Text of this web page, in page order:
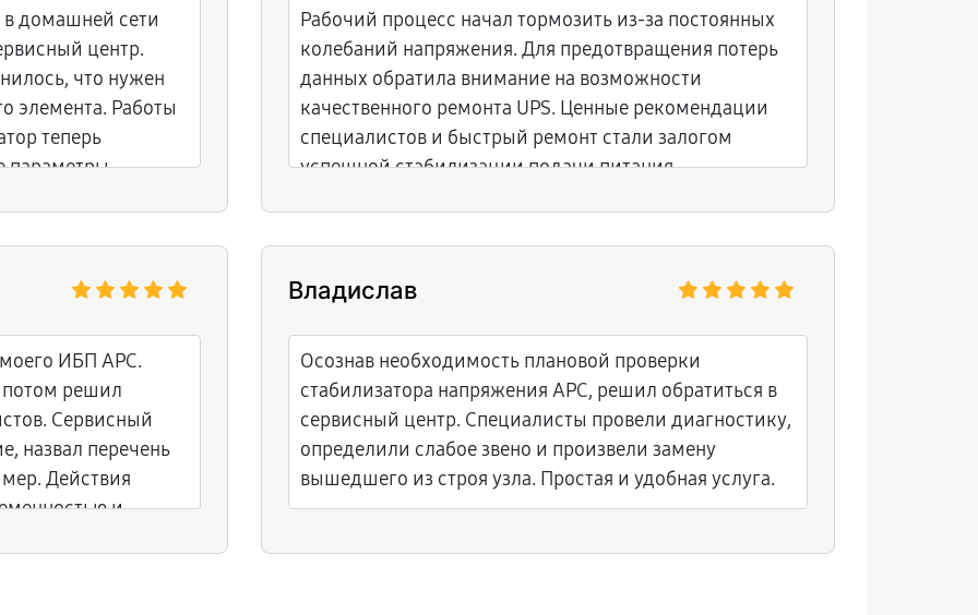
в домашней сети
центр.
что нужен
элемента. Работы
теперь
параметры.
Рабочий процесс начал тормозить из-за постоянных
колебаний напряжения. Для предотвращения потерь
данных обратила внимание на возможности
качественного ремонта UPS. Ценные рекомендации
специалистов и быстрый ремонт стали залогом
успешной стабилизации подачи питания.
ИБП APC.
потом решил
Сервисный
назвал перечень
Действия
и
Владислав
Осознав необходимость плановой проверки
стабилизатора напряжения APC, решил обратиться в
сервисный центр. Специалисты провели диагностику,
определили слабое звено и произвели замену
вышедшего из строя узла. Простая и удобная услуга.